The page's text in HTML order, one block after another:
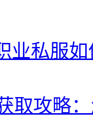
业私服
取攻略